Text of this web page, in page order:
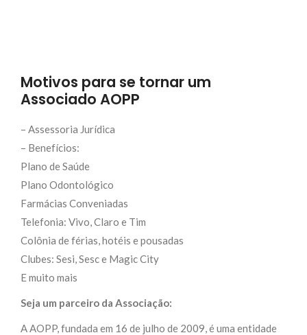
Motivos para se tornar um
Associado AOPP
– Assessoria Jurídica
– Benefícios:
Plano de Saúde
Plano Odontológico
Farmácias Conveniadas
Telefonia: Vivo, Claro e Tim
Colônia de férias, hotéis e pousadas
Clubes: Sesi, Sesc e Magic City
E muito mais
Seja um parceiro da Associação:
A AOPP, fundada em 16 de julho de 2009, é uma entidade